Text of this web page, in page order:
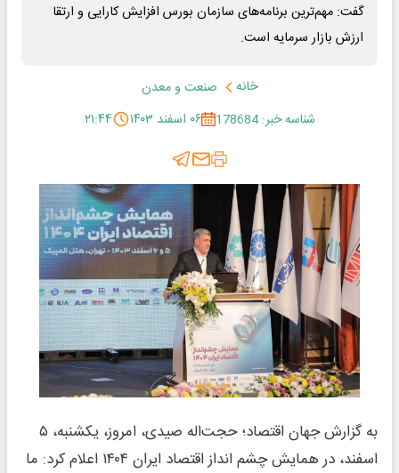
گفت: مهم‌ترین برنامه‌های سازمان بورس افزایش کارایی و ارتقا
ارزش بازار سرمایه است.
خانه
صنعت و معدن
شناسه خبر: 178684
۰۶ اسفند ۱۴۰۳ ۲۱:۴۴
به گزارش جهان اقتصاد؛ حجت‌اله صیدی، امروز، یکشنبه، ۵
اسفند، در همایش چشم انداز اقتصاد ایران ۱۴۰۴ اعلام کرد: ما